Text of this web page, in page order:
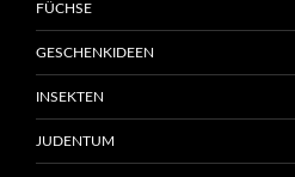
FÜCHSE
GESCHENKIDEEN
INSEKTEN
JUDENTUM